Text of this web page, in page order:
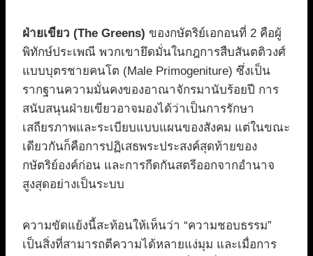
ฝ่ายเขียว (The Greens) ของกษัตริย์เอกอนที่ 2 คือผู้
พิทักษ์ประเพณี พวกเขายึดมั่นในกฎการสืบสันตติวงศ์
แบบบุตรชายคนโต (Male Primogeniture) ซึ่งเป็น
รากฐานความมั่นคงของอาณาจักรมานับร้อยปี การ
สนับสนุนฝ่ายเขียวอาจมองได้ว่าเป็นการรักษา
เสถียรภาพและระเบียบแบบแผนของสังคม แต่ในขณะ
เดียวกันก็คือการปฏิเสธพระประสงค์สุดท้ายของ
กษัตริย์องค์ก่อน และการกีดกันสตรีออกจากอำนาจ
สูงสุดอย่างเป็นระบบ
ความขัดแย้งนี้สะท้อนให้เห็นว่า “ความชอบธรรม”
เป็นสิ่งที่สามารถตีความได้หลายแง่มุม และเมื่อการ